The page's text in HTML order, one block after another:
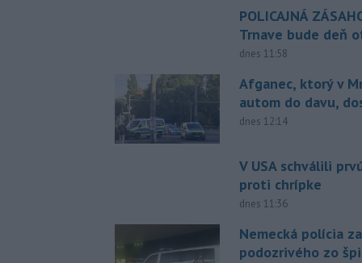
POLICAJNÁ
Trnave bude deň
dnes 11:58
Afganec, ktorý v
autom do davu,
dnes 12:14
V USA schválili
proti chrípke
dnes 11:36
Nemecká polícia
podozrivého zo